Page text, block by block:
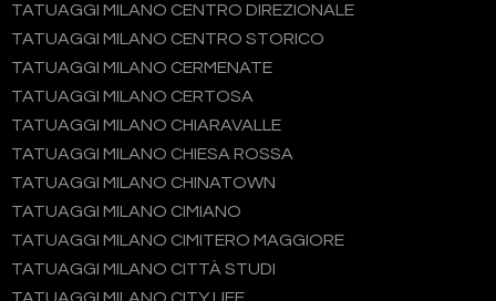
TATUAGGI MILANO CENTRO DIREZIONALE
TATUAGGI MILANO CENTRO STORICO
TATUAGGI MILANO CERMENATE
TATUAGGI MILANO CERTOSA
TATUAGGI MILANO CHIARAVALLE
TATUAGGI MILANO CHIESA ROSSA
TATUAGGI MILANO CHINATOWN
TATUAGGI MILANO CIMIANO
TATUAGGI MILANO CIMITERO MAGGIORE
TATUAGGI MILANO CITTÀ STUDI